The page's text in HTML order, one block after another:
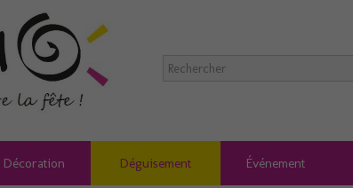
Décoration Déguisement Événement